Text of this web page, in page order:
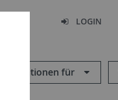
LOGIN
Informationen für